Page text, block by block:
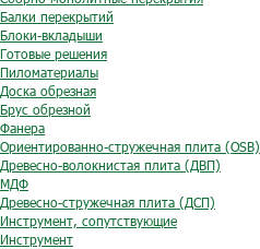
Балки перекрытий
Блоки-вкладыши
Готовые решения
Пиломатериалы
Доска обрезная
Брус обрезной
Фанера
Ориентированно-стружечная плита (OSB)
Древесно-волокнистая плита (ДВП)
МДФ
Древесно-стружечная плита (ДСП)
Инструмент, сопутствующие
Инструмент